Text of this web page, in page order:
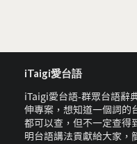
iTaigi愛台語
iTaigi愛台語-群眾台語辭
伸專案，想知道一個詞的
都可以查，但不一定查得
明台語講法貢獻給大家，